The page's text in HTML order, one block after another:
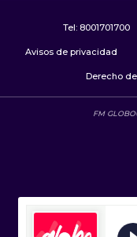
Tel: 8001701700
Avisos de privacidad
Derecho
FM